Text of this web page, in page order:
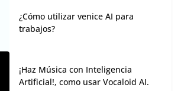
¿Cómo utilizar venice AI para
trabajos?
¡Haz Música con Inteligencia
Artificial!, como usar Vocaloid AI.